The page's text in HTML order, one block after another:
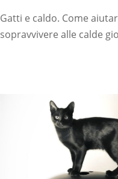
Gatti e caldo. Come
sopravvivere alle calde